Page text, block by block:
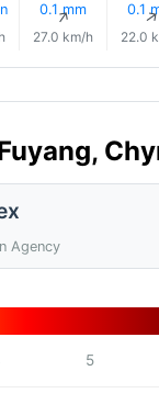
0.1 mm
↑
27.0 km/h
0.1
22.0
Agency
5